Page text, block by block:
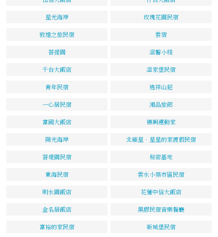
星光海岸 玫瑰花園民宿
敦煌之旅民宿 雲宿
菩提園 溫馨小棧
千台大飯店 溫家堡民宿
青年民宿 逸祥山莊
一心居民宿 湘品旅館
富國大飯店 德興運動家
陽光海岸 北極星．星星的家渡假民宿
菩堤園民宿 秘密基地
東海民宿 雲水小築市區民宿
明水園飯店 花蓮中信大飯店
金名居飯店 黑膠民宿音樂餐廳
富裕的家民宿 新城堡民宿